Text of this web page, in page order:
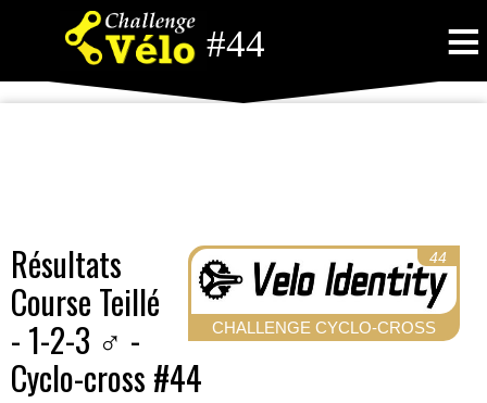
#44 ≡
44
CHALLENGE CYCLO-CROSS
Résultats
Course Teillé
- 1-2-3 ♂ -
Cyclo-cross #44